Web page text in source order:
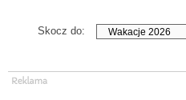
Skocz do: